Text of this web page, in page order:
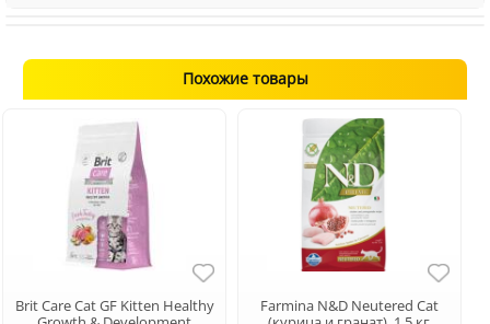
Похожие товары
Brit Care Cat GF Kitten Healthy
Farmina N&D Neutered Cat